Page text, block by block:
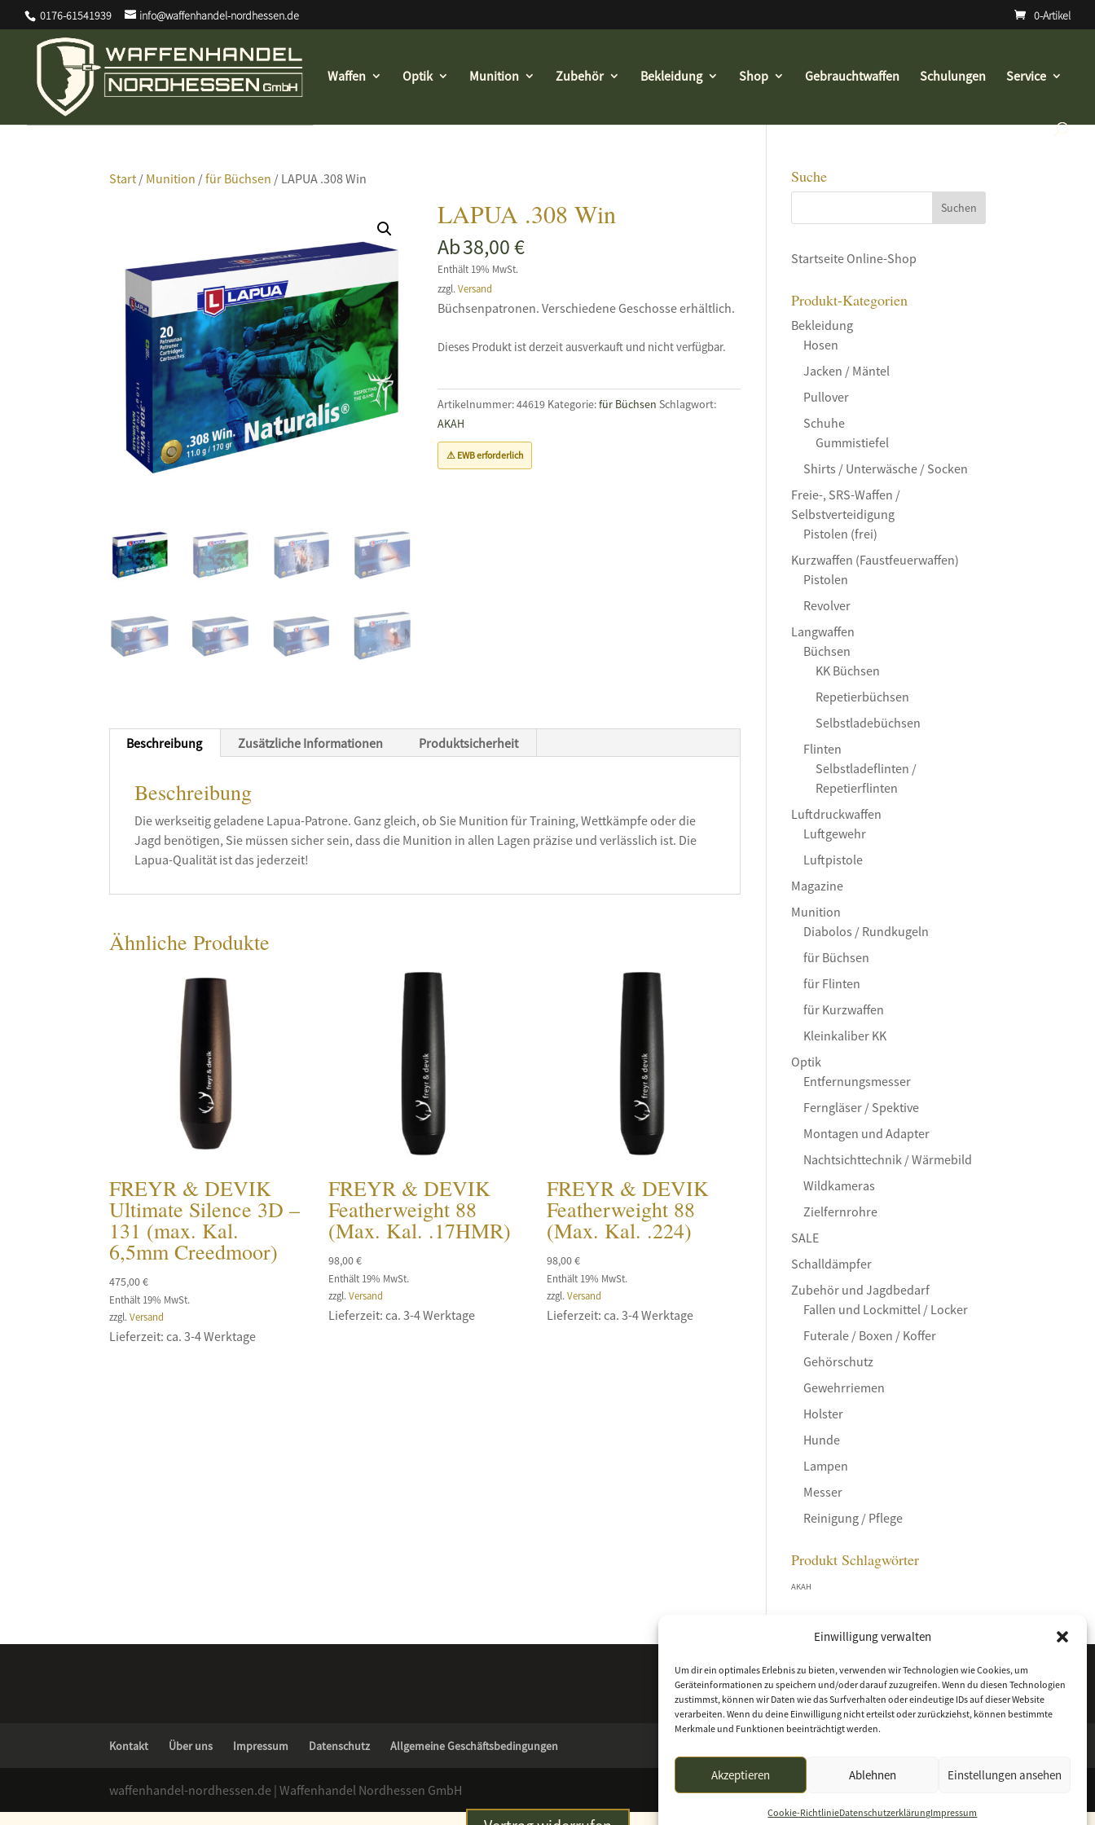
Einwilligung verwalten
Um dir ein optimales Erlebnis zu bieten, verwenden wir Technologien wie Cookies, um
Geräteinformationen zu speichern und/oder darauf zuzugreifen. Wenn du diesen Technologien
zustimmst, können wir Daten wie das Surfverhalten oder eindeutige IDs auf dieser Website
verarbeiten. Wenn du deine Einwilligung nicht erteilst oder zurückziehst, können bestimmte
Merkmale und Funktionen beeinträchtigt werden.
Akzeptieren Ablehnen Einstellungen ansehen
Cookie-RichtlinieDatenschutzerklärungImpressum
0176-61541939 info@waffenhandel-nordhessen.de 0-Artikel
Waffen Optik Munition Zubehör Bekleidung Shop Gebrauchtwaffen Schulungen Service
Start / Munition /für Büchsen / LAPUA .308 Win
LAPUA .308 Win
Ab38,00€
Enthält 19% MwSt.
zzgl. Versand
Büchsenpatronen. Verschiedene Geschosse erhältlich.
Dieses Produkt ist derzeit ausverkauft und nicht verfügbar.
Artikelnummer:44619 Kategorie:für Büchsen Schlagwort:
AKAH
⚠ EWB erforderlich
Beschreibung Zusätzliche Informationen Produktsicherheit
Beschreibung
Die werkseitig geladene Lapua-Patrone. Ganz gleich, ob Sie Munition für Training, Wettkämpfe oder die
Jagd benötigen, Sie müssen sicher sein, dass die Munition in allen Lagen präzise und verlässlich ist. Die
Lapua-Qualität ist das jederzeit!
Ähnliche Produkte
FREYR & DEVIK
Ultimate Silence 3D –
131 (max. Kal.
6,5mm Creedmoor)
475,00€
Enthält 19% MwSt.
zzgl.Versand
Lieferzeit: ca. 3-4 Werktage
FREYR & DEVIK
Featherweight 88
(Max. Kal. .17HMR)
98,00€
Enthält 19% MwSt.
zzgl. Versand
Lieferzeit: ca. 3-4 Werktage
FREYR & DEVIK
Featherweight 88
(Max. Kal. .224)
98,00€
Enthält 19% MwSt.
zzgl.Versand
Lieferzeit: ca. 3-4 Werktage
Suche
Startseite Online-Shop
Produkt-Kategorien
Bekleidung
Hosen
Jacken / Mäntel
Pullover
Schuhe
Gummistiefel
Shirts / Unterwäsche / Socken
Freie-, SRS-Waffen /
Selbstverteidigung
Pistolen (frei)
Kurzwaffen (Faustfeuerwaffen)
Pistolen
Revolver
Langwaffen
Büchsen
KK Büchsen
Repetierbüchsen
Selbstladebüchsen
Flinten
Selbstladeflinten /
Repetierflinten
Luftdruckwaffen
Luftgewehr
Luftpistole
Magazine
Munition
Diabolos / Rundkugeln
für Büchsen
für Flinten
für Kurzwaffen
Kleinkaliber KK
Optik
Entfernungsmesser
Ferngläser / Spektive
Montagen und Adapter
Nachtsichttechnik / Wärmebild
Wildkameras
Zielfernrohre
SALE
Schalldämpfer
Zubehör und Jagdbedarf
Fallen und Lockmittel / Locker
Futerale / Boxen / Koffer
Gehörschutz
Gewehrriemen
Holster
Hunde
Lampen
Messer
Reinigung / Pflege
Produkt Schlagwörter
AKAH
Kontakt Über uns Impressum Datenschutz Allgemeine Geschäftsbedingungen
waffenhandel-nordhessen.de | Waffenhandel Nordhessen GmbH